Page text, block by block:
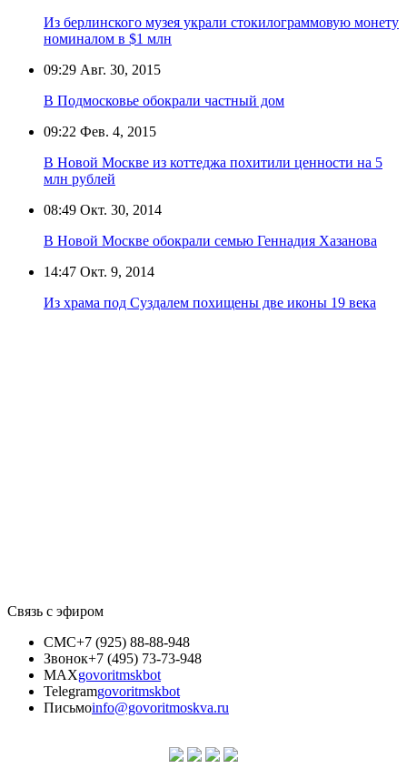
Из берлинского музея украли стокилограммовую монету
номиналом в $1 млн
09:29 Авг. 30, 2015
В Подмосковье обокрали частный дом
09:22 Фев. 4, 2015
В Новой Москве из коттеджа похитили ценности на 5
млн рублей
08:49 Окт. 30, 2014
В Новой Москве обокрали семью Геннадия Хазанова
14:47 Окт. 9, 2014
Из храма под Суздалем похищены две иконы 19 века
Связь с эфиром
СМС+7 (925) 88-88-948
Звонок+7 (495) 73-73-948
MAXgovoritmskbot
Telegramgovoritmskbot
Письмоinfo@govoritmoskva.ru